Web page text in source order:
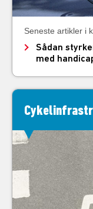
Seneste artikler i
Sådan
med